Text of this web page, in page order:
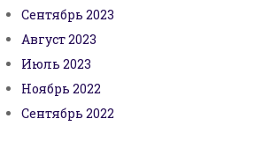
Сентябрь 2023
Август 2023
Июль 2023
Ноябрь 2022
Сентябрь 2022